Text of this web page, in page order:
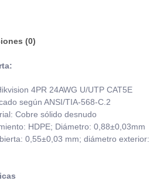
(0)
4PR 24AWG U/UTP CAT5E
según ANSI/TIA-568-C.2
Cobre sólido desnudo
HDPE; Diámetro: 0,88±0,03mm
0,55±0,03 mm; diámetro exterior: